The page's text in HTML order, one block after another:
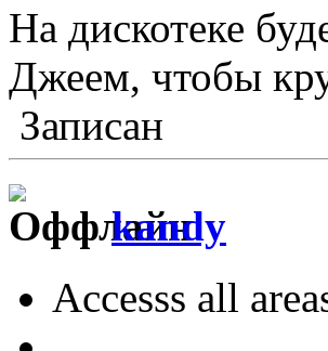
На дискотеке
Джеем, чтобы
Записан
kandy
Accesss all